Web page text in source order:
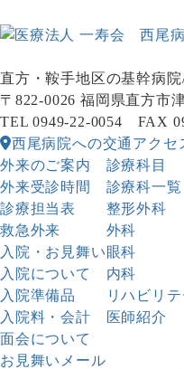
直方・鞍手地区の基幹病
〒822-0026 福岡県直方市
TEL 0949-22-0054 FAX
西尾病院への交通アクセ
外来のご案内
外来受診時間
診療担当表
救急外来
入院・お見舞い
入院について
入院準備品
入院料・会計
面会について
お見舞いメール
診療科目
診療科一覧
整形外科
外科
眼科
内科
リハビリ
医師紹介